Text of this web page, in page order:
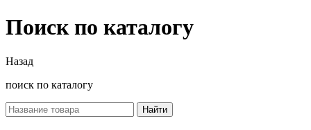
Поиск по каталогу
Назад
поиск по каталогу
Найти